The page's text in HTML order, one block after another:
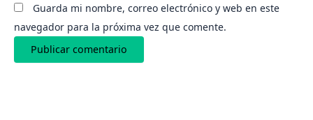
Guarda mi nombre, correo electrónico y web en este
navegador para la próxima vez que comente.